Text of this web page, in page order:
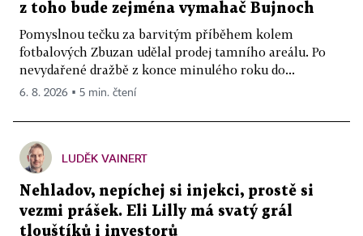
z toho bude zejména vymahač Bujnoch
Pomyslnou tečku za barvitým příběhem kolem
fotbalových Zbuzan udělal prodej tamního areálu. Po
nevydařené dražbě z konce minulého roku do...
6. 8. 2026 ▪ 5 min. čtení
LUDĚK VAINERT
Nehladov, nepíchej si injekci, prostě si
vezmi prášek. Eli Lilly má svatý grál
tlouštíků i investorů